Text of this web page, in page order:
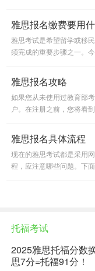
雅思报名缴费要用
雅思考试是希望留学或移
须完成的重要步骤之一。
雅思报名攻略
如果您从未使用过教育部
户。在注册之前，您将看
雅思报名具体流程
现在的雅思考试都是采用
程，应注意哪些问题。下
托福考试
2025雅思托福分数
思7分=托福91分！